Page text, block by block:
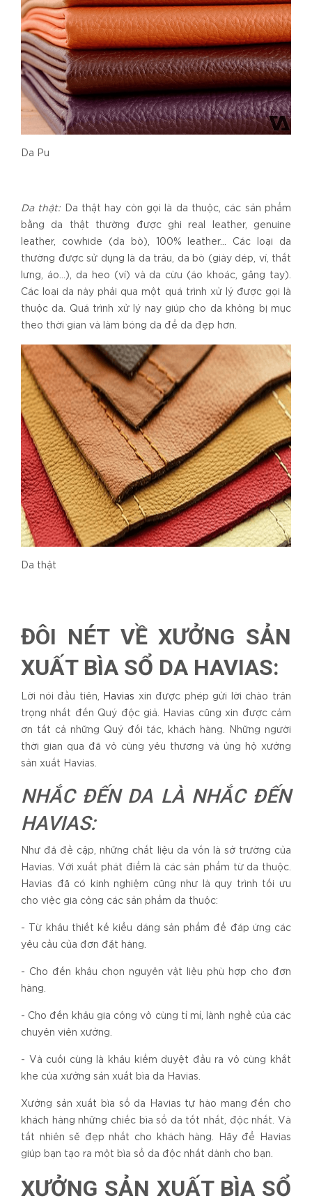
Da Pu
Da thật: Da thật hay còn gọi là da thuộc, các sản phẩm
bằng da thật thường được ghi real leather, genuine
leather, cowhide (da bò), 100% leather… Các loại da
thường được sử dụng là da trâu, da bò (giày dép, ví, thắt
lưng, áo…), da heo (ví) và da cừu (áo khoác, găng tay).
Các loại da này phải qua một quá trình xử lý được gọi là
thuộc da. Quá trình xử lý nay giúp cho da không bị mục
theo thời gian và làm bóng da để da đẹp hơn.
Da thật
ĐÔI NÉT VỀ XƯỞNG SẢN
XUẤT BÌA SỔ DA HAVIAS:
Lời nói đầu tiên, Havias xin được phép gửi lời chào trân
trọng nhất đến Quý độc giả. Havias cũng xin được cảm
ơn tất cả những Quý đối tác, khách hàng. Những người
thời gian qua đã vô cùng yêu thương và ủng hộ xưởng
sản xuất Havias.
NHẮC ĐẾN DA LÀ NHẮC ĐẾN
HAVIAS:
Như đã đề cập, những chất liệu da vốn là sở trường của
Havias. Với xuất phát điểm là các sản phẩm từ da thuộc.
Havias đã có kinh nghiệm cũng như là quy trình tối ưu
cho việc gia công các sản phẩm da thuộc:
- Từ khâu thiết kế kiểu dáng sản phẩm để đáp ứng các
yêu cầu của đơn đặt hàng.
- Cho đến khâu chọn nguyên vật liệu phù hợp cho đơn
hàng.
- Cho đến khâu gia công vô cùng tỉ mỉ, lành nghề của các
chuyên viên xưởng.
- Và cuối cùng là khâu kiểm duyệt đầu ra vô cùng khắt
khe của xưởng sản xuất bìa da Havias.
Xưởng sản xuất bìa sổ da Havias tự hào mang đến cho
khách hàng những chiếc bìa sổ da tốt nhất, độc nhất. Và
tất nhiên sẽ đẹp nhất cho khách hàng. Hãy để Havias
giúp bạn tạo ra một bìa sổ da độc nhất dành cho bạn.
XƯỞNG SẢN XUẤT BÌA SỔ